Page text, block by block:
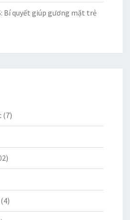
Bí quyết giúp gương mặt trẻ
(7)
(4)